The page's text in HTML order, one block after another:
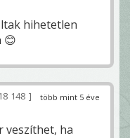
hihetetlen
😊
több mint 5 éve
18 148
veszíthet, ha